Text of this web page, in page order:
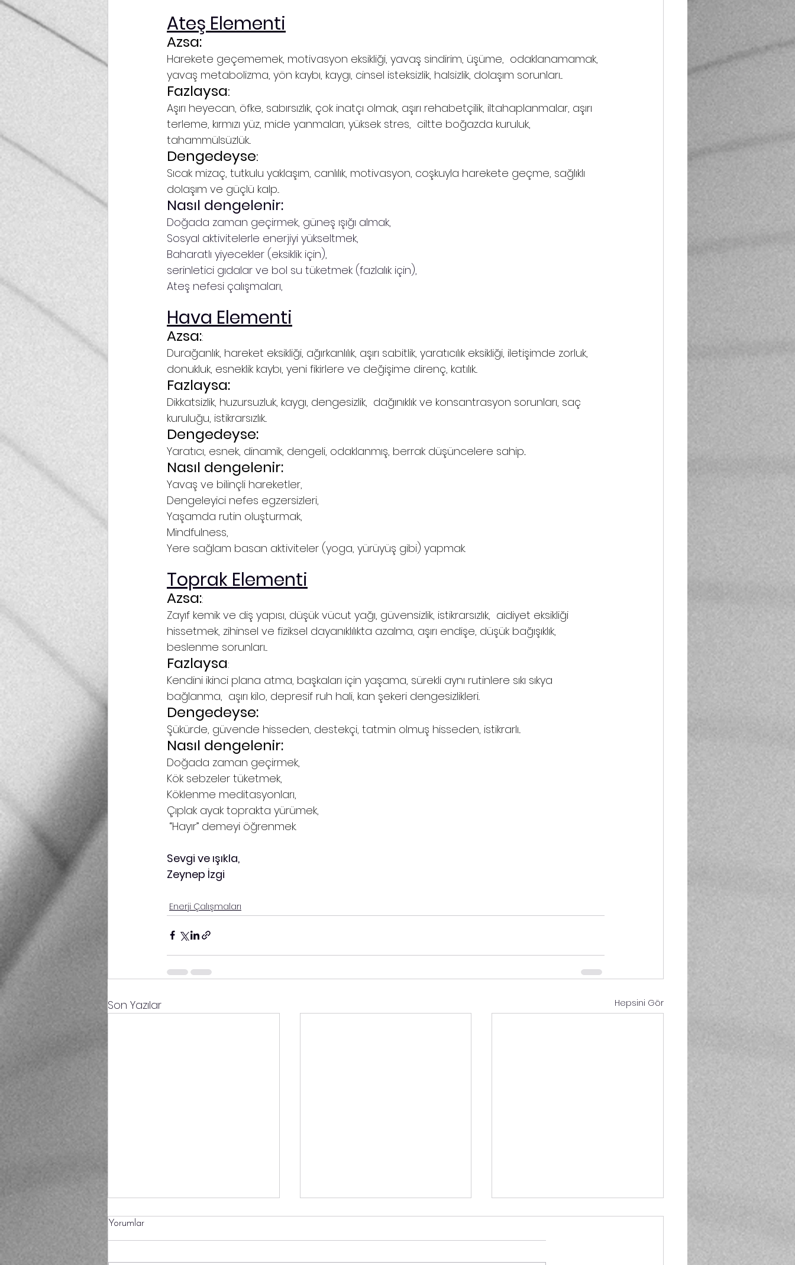
Ateş Elementi
Azsa:
Harekete geçememek, motivasyon eksikliği, yavaş sindirim, üşüme,  odaklanamamak,
yavaş metabolizma, yön kaybı, kaygı, cinsel isteksizlik, halsizlik, dolaşım sorunları....
Fazlaysa:
Aşırı heyecan, öfke, sabırsızlık, çok inatçı olmak, aşırı rehabetçilik, iltahaplanmalar, aşırı
terleme, kırmızı yüz, mide yanmaları, yüksek stres,  ciltte boğazda kuruluk,
tahammülsüzlük...
Dengedeyse:
Sıcak mizaç, tutkulu yaklaşım, canlılık, motivasyon, coşkuyla harekete geçme, sağlıklı
dolaşım ve güçlü kalp...
Nasıl dengelenir:
Doğada zaman geçirmek, güneş ışığı almak,
Sosyal aktivitelerle enerjiyi yükseltmek,
Baharatlı yiyecekler (eksiklik için),
serinletici gıdalar ve bol su tüketmek (fazlalık için),
Ateş nefesi çalışmaları,
Hava Elementi
Azsa::
Durağanlık, hareket eksikliği, ağırkanlılık, aşırı sabitlik, yaratıcılık eksikliği, iletişimde zorluk,
donukluk, esneklik kaybı, yeni fikirlere ve değişime direnç, katılık...
Fazlaysa:
Dikkatsizlik, huzursuzluk, kaygı, dengesizlik,  dağınıklık ve konsantrasyon sorunları, saç
kuruluğu, istikrarsızlık...
Dengedeyse:
Yaratıcı, esnek, dinamik, dengeli, odaklanmış, berrak düşüncelere sahip...
Nasıl dengelenir:
Yavaş ve bilinçli hareketler,
Dengeleyici nefes egzersizleri,
Yaşamda rutin oluşturmak,
Mindfulness,
Yere sağlam basan aktiviteler (yoga, yürüyüş gibi) yapmak.
Toprak Elementi
Azsa::
Zayıf kemik ve diş yapısı, düşük vücut yağı, güvensizlik, istikrarsızlık,  aidiyet eksikliği
hissetmek, zihinsel ve fiziksel dayanıklılıkta azalma, aşırı endişe, düşük bağışıklık,
beslenme sorunları....
Fazlaysa:
Kendini ikinci plana atma, başkaları için yaşama, sürekli aynı rutinlere sıkı sıkya
bağlanma,  aşırı kilo, depresif ruh hali, kan şekeri dengesizlikleri..
Dengedeyse:
Şükürde, güvende hisseden, destekçi, tatmin olmuş hisseden, istikrarlı...
Nasıl dengelenir:
Doğada zaman geçirmek,
Kök sebzeler tüketmek,
Köklenme meditasyonları,
Çıplak ayak toprakta yürümek,
“Hayır” demeyi öğrenmek.
Sevgi ve ışıkla,
Zeynep İzgi
Enerji Çalışmaları
Son Yazılar Hepsini Gör
Yorumlar